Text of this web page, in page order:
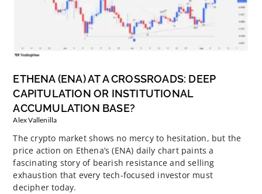
ETHENA (ENA) AT A CROSSROADS: DEEP
CAPITULATION OR INSTITUTIONAL
ACCUMULATION BASE?
Alex Vallenilla
The crypto market shows no mercy to hesitation, but the
price action on Ethena’s (ENA) daily chart paints a
fascinating story of bearish resistance and selling
exhaustion that every tech-focused investor must
decipher today.